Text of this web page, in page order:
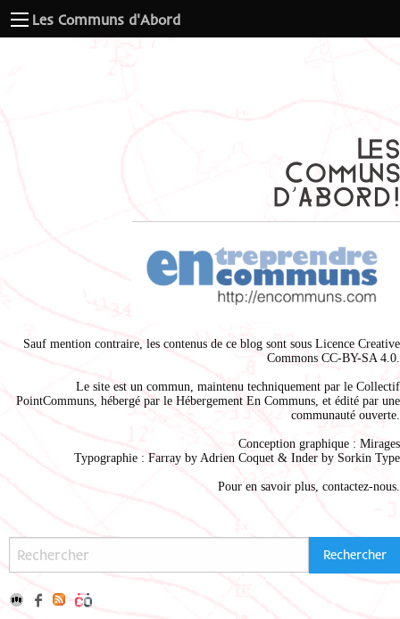
Les Communs d'Abord
Sauf mention contraire, les contenus de ce blog sont sous Licence Creative
Commons CC-BY-SA 4.0.
Le site est un commun, maintenu techniquement par le Collectif
PointCommuns, hébergé par le Hébergement En Communs, et édité par une
communauté ouverte.
Conception graphique : Mirages
Typographie : Farray by Adrien Coquet & Inder by Sorkin Type
Pour en savoir plus, contactez-nous.